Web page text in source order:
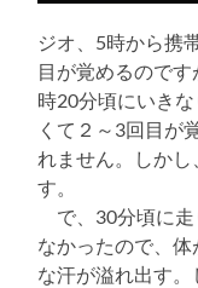
ジオ、5時から携
目が覚めるので
時20分頃にいき
くて２～3回目が
れません。しか
す。
で、30分頃に走
なかったので、
な汗が溢れ出す